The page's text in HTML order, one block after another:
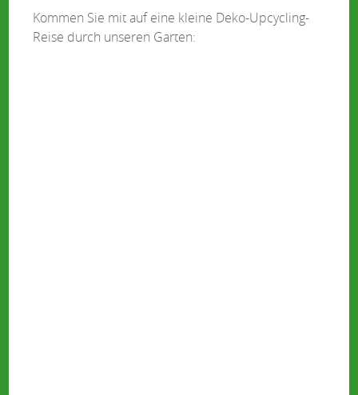
Kommen Sie mit auf eine kleine Deko-Upcycling-
Reise durch unseren Garten: